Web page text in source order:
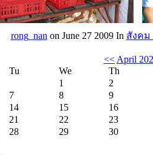
rong_nan on June 27 2009 In สังค
<< April
Tu We
Th
1
2
7 8
9
14 15
16
21 22
23
28 29 30